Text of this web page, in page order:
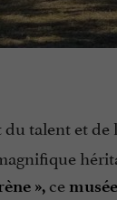
talent et de
», ce